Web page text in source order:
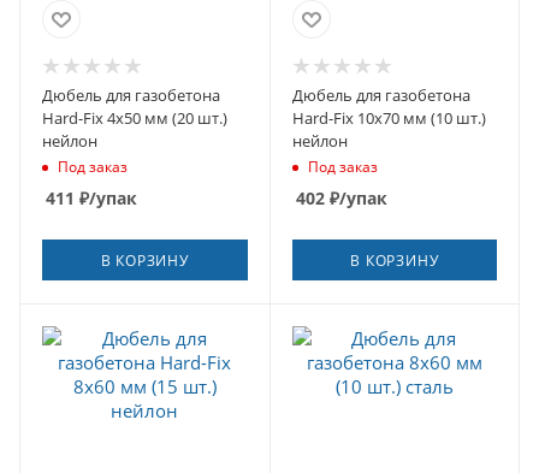
Дюбель для газобетона
Hard-Fix 4x50 мм (20 шт.)
нейлон
Под заказ
411 ₽/упак
В КОРЗИНУ
Дюбель для газобетона
Hard-Fix 10x70 мм (10 шт.)
нейлон
Под заказ
402₽/упак
В КОРЗИНУ